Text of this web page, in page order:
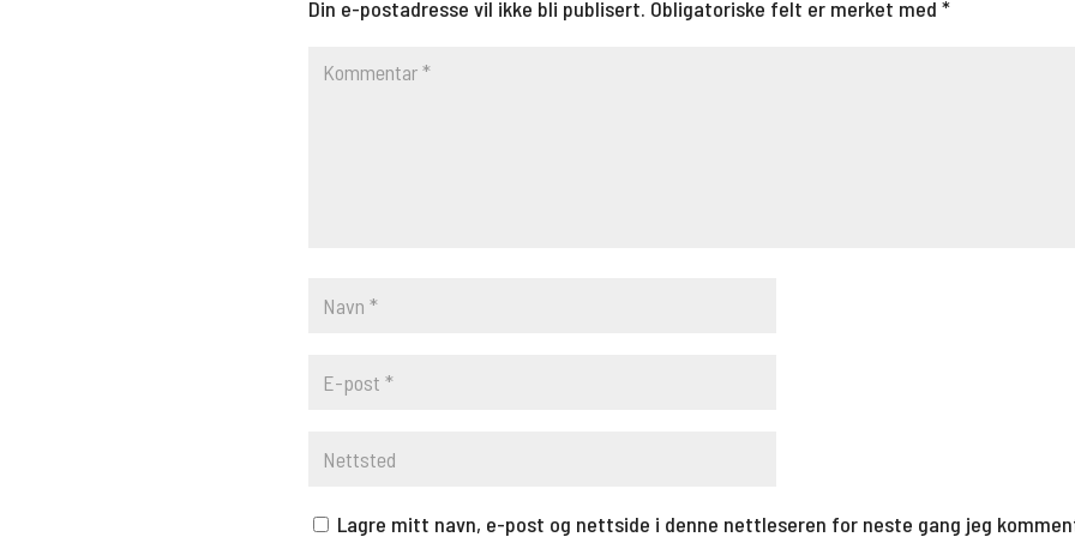
Din e-postadresse vil ikke bli publisert. Obligatoriske felt er merket med *
Lagre mitt navn, e-post og nettside i denne nettleseren for neste gang jeg